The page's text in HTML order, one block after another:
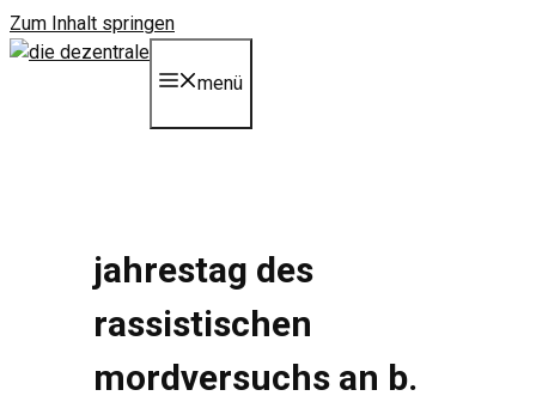
Zum Inhalt springen
menü
jahrestag des
rassistischen
mordversuchs an b.